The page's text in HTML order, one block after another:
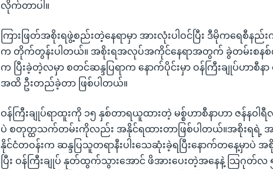
လိုက်တာပါ။
ကြားဖြတ်အစိုးရဖွဲ့စည်းတဲ့နေရာမှာ အားလုံးပါဝင်ပြီး ဒီမိုကရေစီန
က တိုက်တွန်းပါတယ်။ အစိုးရအလုပ်အကိုင်နေရာအတွက် ခွဲတမ်းစနစ်ကို
က ပြီးခဲ့တဲ့လမှာ စတင်ဆန္ဒပြရာက နောက်ပိုင်းမှာ ဝန်ကြီးချုပ်ဟာ
အထိ ဦးတည်ခဲ့တာ ဖြစ်ပါတယ်။
ဝန်ကြီးချုပ်ရာထူးကို ၁၅ နှစ်တာရယူထားတဲ့ မစ္စ်ဟာစီနာဟာ ဇန်နဝ
ပဲ​ စတုတ္ထသက်တမ်းကိုလည်း အနိုင်ရထားတာဖြစ်ပါတယ်။အစိုးရရဲ့ အက
နိုင်ငံတဝန်းက ဆန္ဒပြသူတရာနီးပါးသေဆုံးခဲ့ရပြီးနောက်တနေ့မှာ
ပြီး ဝန်ကြီးချုပ် နုတ်ထွက်သွားအောင် ဖိအားပေးတဲ့အနေနဲ့ သြဂုတ်လ